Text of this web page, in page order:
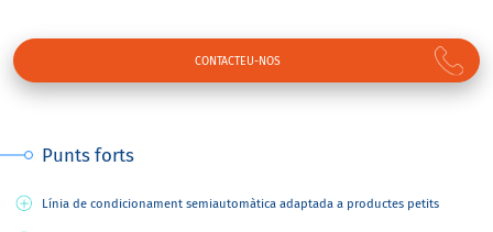
CONTACTEU-NOS
Punts forts
Línia de condicionament semiautomàtica adaptada a productes petits